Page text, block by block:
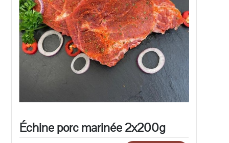
Échine porc marinée 2x200g